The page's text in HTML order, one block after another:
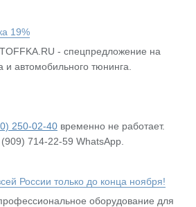
19%
- спецпредложение на
и автомобильного тюнинга.
250-02-40временно не работает.
714-22-59 WhatsApp.
России только до конца ноября!
оборудование для